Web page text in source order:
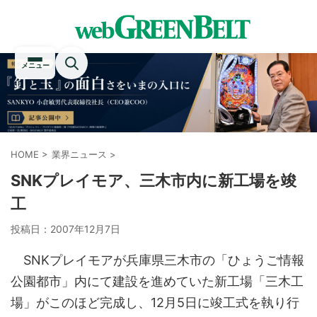
メニュー
HOME > 業界ニュース >
SNKプレイモア、三木市内に新工場を竣
工
投稿日： 2007年12月7日
SNKプレイモアが兵庫県三木市の「ひょうご情報
公園都市」内にて建設を進めていた新工場「三木工
場」がこのほど完成し、12月5日に竣工式を執り行